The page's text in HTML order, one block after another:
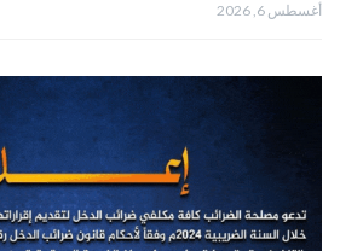
أغسطس 6, 2026